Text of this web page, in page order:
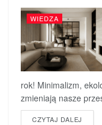
WIEDZA
rok! Minimalizm,
zmieniają nasze
CZYTAJ DALEJ